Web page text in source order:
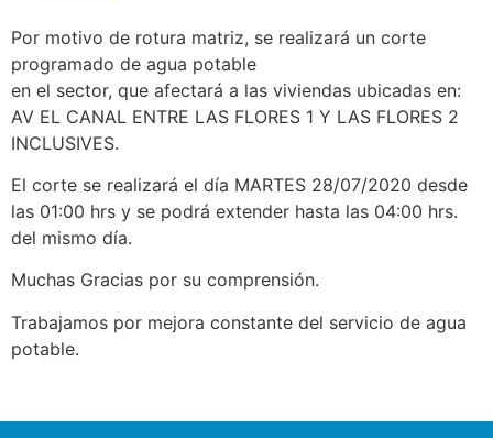
Por motivo de rotura matriz, se realizará un corte
programado de agua potable
en el sector, que afectará a las viviendas ubicadas en:
AV EL CANAL ENTRE LAS FLORES 1 Y LAS FLORES 2
INCLUSIVES.
El corte se realizará el día MARTES 28/07/2020 desde
las 01:00 hrs y se podrá extender hasta las 04:00 hrs.
del mismo día.
Muchas Gracias por su comprensión.
Trabajamos por mejora constante del servicio de agua
potable.